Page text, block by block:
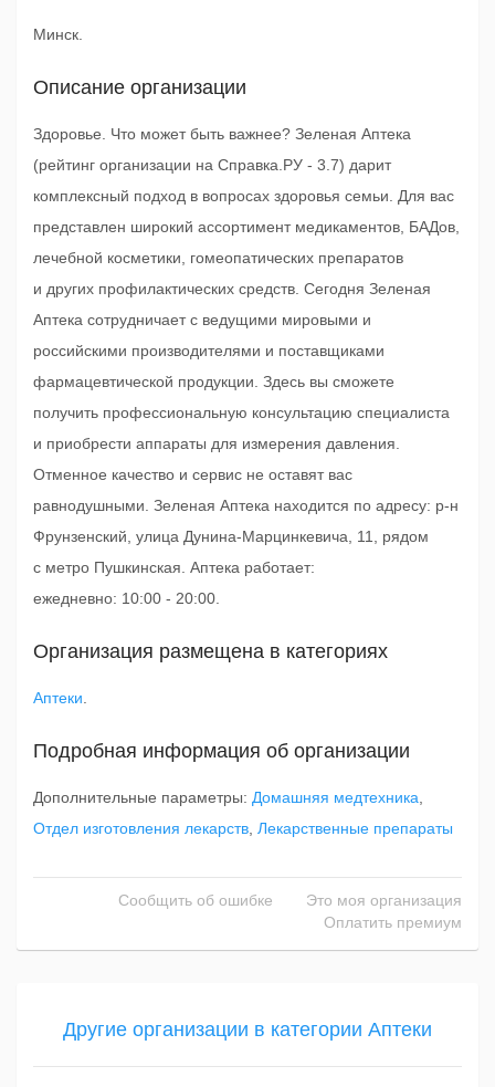
Минск.
Описание организации
Здоровье. Что может быть важнее? Зеленая Аптека
(рейтинг организации на Справка.РУ - 3.7) дарит
комплексный подход в вопросах здоровья семьи. Для вас
представлен широкий ассортимент медикаментов, БАДов,
лечебной косметики, гомеопатических препаратов
и других профилактических средств. Сегодня Зеленая
Аптека сотрудничает с ведущими мировыми и
российскими производителями и поставщиками
фармацевтической продукции. Здесь вы сможете
получить профессиональную консультацию специалиста
и приобрести аппараты для измерения давления.
Отменное качество и сервис не оставят вас
равнодушными. Зеленая Аптека находится по адресу: р-н
Фрунзенский, улица Дунина-Марцинкевича, 11, рядом
с метро Пушкинская. Аптека работает:
ежедневно: 10:00 - 20:00.
Организация размещена в категориях
Аптеки
Подробная информация об организации
Дополнительные параметры: Домашняя медтехника
Отдел изготовления лекарств Лекарственные препараты
Сообщить об ошибке
Это моя организация
Оплатить премиум
Другие организации в категории Аптеки